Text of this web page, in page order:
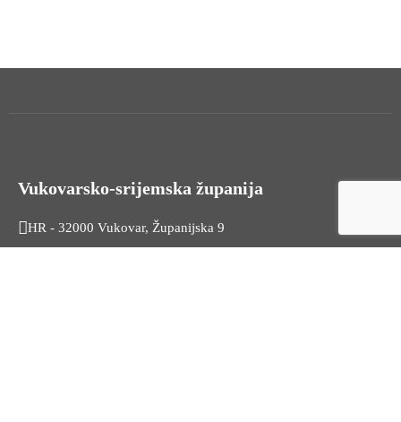
Vukovarsko-srijemska županija
HR - 32000 Vukovar, Županijska 9